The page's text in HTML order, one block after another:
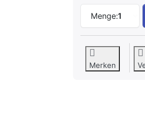
Menge:1
Merken